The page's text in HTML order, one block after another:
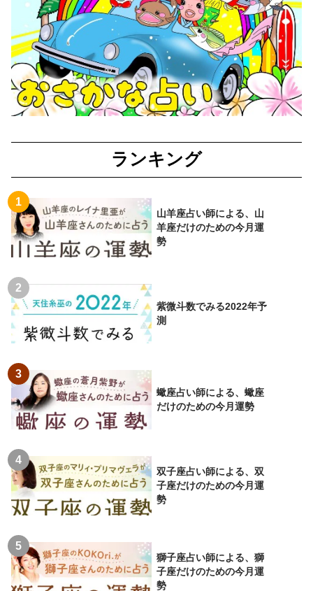
ランキング
山羊座占い師による、山
羊座だけのための今月運
勢
紫微斗数でみる2022年予
測
蠍座占い師による、蠍座
だけのための今月運勢
双子座占い師による、双
子座だけのための今月運
勢
獅子座占い師による、獅
子座だけのための今月運
勢